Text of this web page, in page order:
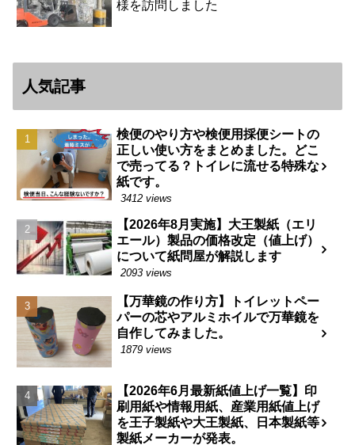
様を訪問しました
人気記事
検便のやり方や検便用採便シートの
正しい使い方をまとめました。どこ
で売ってる？トイレに流せる特殊な
紙です。
3412 views
【2026年8月実施】大王製紙（エリ
エール）製品の価格改定（値上げ）
について紙問屋が解説します
2093 views
【万華鏡の作り方】トイレットペー
パーの芯やアルミホイルで万華鏡を
自作してみました。
1879 views
【2026年6月最新紙値上げ一覧】印
刷用紙や情報用紙、産業用紙値上げ
を王子製紙や大王製紙、日本製紙等
製紙メーカーが発表。